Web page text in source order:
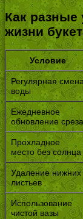
Как разные
жизни
Условие
Регулярная
воды
Ежедневное
обновление среза
Прохладное
место без солнца
Удаление нижних
листьев
Использование
чистой вазы